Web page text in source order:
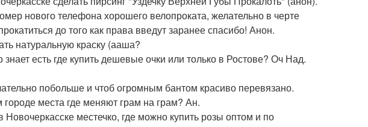
нового телефона хорошего велопроката, желательно в черте
до того как права введут заранее спасибо! Анон.
натуральную краску (ааша?
есть где купить дешевые очки или только в Ростове? Оч Над.
побольше и чтоб огромным бантом красиво перевязано.
места где меняют грам на грам? Ан.
Новочеркасске местечко, где можно купить розы оптом и по